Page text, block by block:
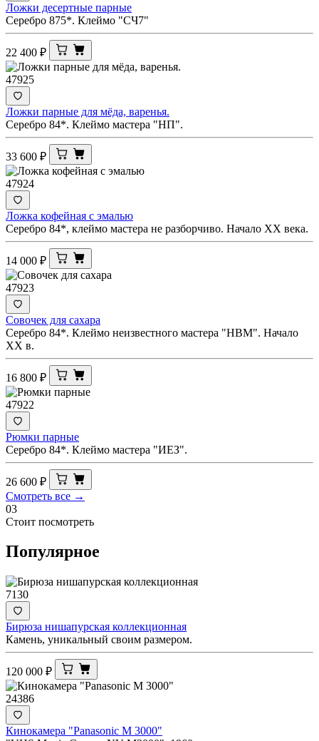
Ложки десертные парные
Серебро 875*. Клеймо "СЧ7"
22 400 ₽
47925
Ложки парные для мёда, варенья.
Серебро 84*. Клеймо мастера "НП".
33 600 ₽
47924
Ложка кофейная с эмалью
Серебро 84*, клеймо мастера не разборчиво. Начало XX века.
14 000 ₽
47923
Совочек для сахара
Серебро 84*. Клеймо неизвестного мастера "НВМ". Начало
XX в.
16 800 ₽
47922
Рюмки парные
Серебро 84*. Клеймо мастера "ИЕЗ".
26 600 ₽
Смотреть все →
03
Стоит посмотреть
Популярное
7130
Бирюза нишапурская коллекционная
Камень, уникальный своим размером.
120 000 ₽
24386
Кинокамера "Panasonic M 3000"